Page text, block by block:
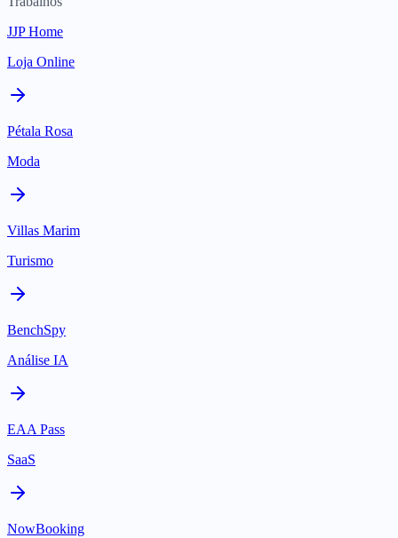
JJP Home
Loja Online
Pétala Rosa
Moda
Villas Marim
Turismo
BenchSpy
Análise IA
EAA Pass
SaaS
NowBooking